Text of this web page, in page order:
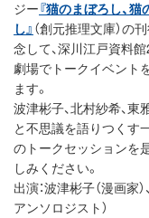
ジー『猫のまぼろし、
し』 （創元推理文庫）の
念して、深川江戸資料
劇場でトークイベント
ます。
波津彬子、北村紗希、東
と不思議を語りつくす
のトークセッションを
しみください。
出演：波津彬子（漫画家
アンソロジスト）